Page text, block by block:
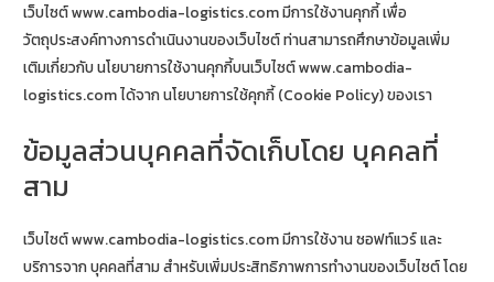
เว็บไซต์ www.cambodia-logistics.com มีการใช้งานคุกกี้ เพื่อ
วัตถุประสงค์ทางการดำเนินงานของเว็บไซต์ ท่านสามารถศึกษาข้อมูลเพิ่ม
เติมเกี่ยวกับ นโยบายการใช้งานคุกกี้บนเว็บไซต์ www.cambodia-
logistics.com ได้จาก นโยบายการใช้คุกกี้ (Cookie Policy) ของเรา
ข้อมูลส่วนบุคคลที่จัดเก็บโดย บุคคลที่
สาม
เว็บไซต์ www.cambodia-logistics.com มีการใช้งาน ซอฟท์แวร์ และ
บริการจาก บุคคลที่สาม สำหรับเพิ่มประสิทธิภาพการทำงานของเว็บไซต์ โดย